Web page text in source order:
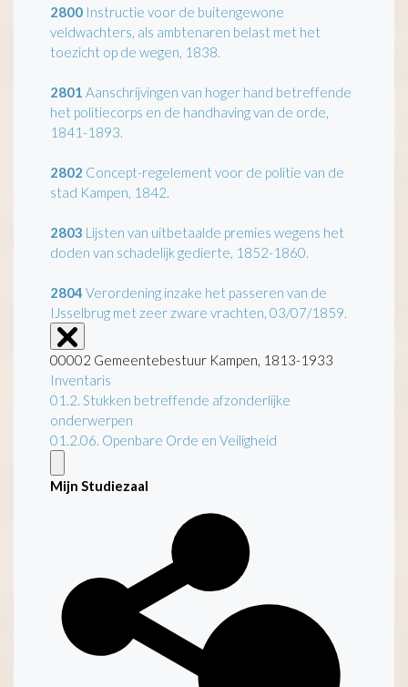
2800 Instructie voor de buitengewone
veldwachters, als ambtenaren belast met het
toezicht op de wegen, 1838.
2801 Aanschrijvingen van hoger hand betreffende
het politiecorps en de handhaving van de orde,
1841-1893.
2802 Concept-regelement voor de politie van de
stad Kampen, 1842.
2803 Lijsten van uitbetaalde premies wegens het
doden van schadelijk gedierte, 1852-1860.
2804 Verordening inzake het passeren van de
IJsselbrug met zeer zware vrachten, 03/07/1859.
00002 Gemeentebestuur Kampen, 1813-1933
Inventaris
01.2. Stukken betreffende afzonderlijke
onderwerpen
01.2.06. Openbare Orde en Veiligheid
Mijn Studiezaal